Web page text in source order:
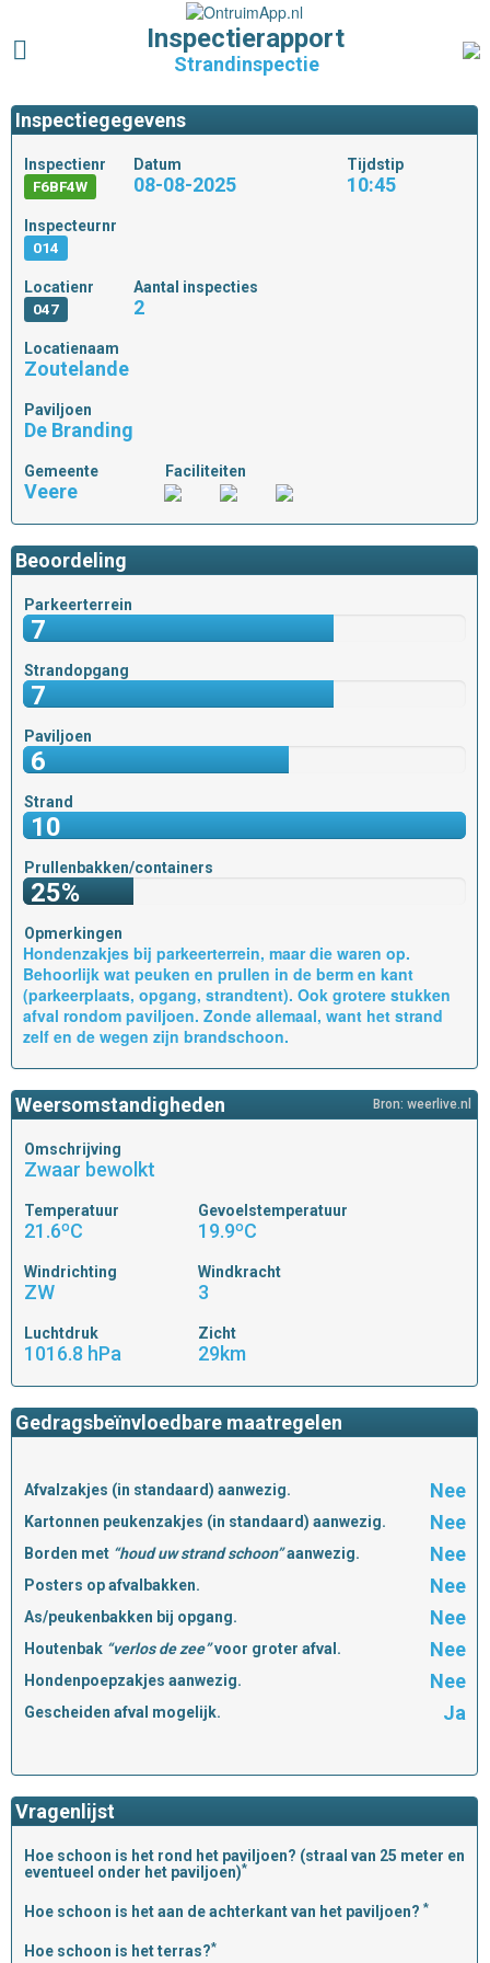
Inspectierapport
Strandinspectie
Inspectiegegevens
Inspectienr
F6BF4W
Datum
08-08-2025
Tijdstip
10:45
Inspecteurnr
014
Locatienr
047
Aantal inspecties
2
Locatienaam
Zoutelande
Paviljoen
De Branding
Gemeente
Veere
Faciliteiten
Beoordeling
Parkeerterrein
7
Strandopgang
7
Paviljoen
6
Strand
10
Prullenbakken/containers
25%
Opmerkingen
Hondenzakjes bij parkeerterrein, maar die waren op.
Behoorlijk wat peuken en prullen in de berm en kant
(parkeerplaats, opgang, strandtent). Ook grotere stukken
afval rondom paviljoen. Zonde allemaal, want het strand
zelf en de wegen zijn brandschoon.
Weersomstandigheden Bron: weerlive.nl
Omschrijving
Zwaar bewolkt
Temperatuur
21.6ºC
Gevoelstemperatuur
19.9ºC
Windrichting
ZW
Windkracht
3
Luchtdruk
1016.8 hPa
Zicht
29km
Gedragsbeïnvloedbare maatregelen
Afvalzakjes (in standaard) aanwezig. Nee
Kartonnen peukenzakjes (in standaard) aanwezig. Nee
Borden met “houd uw strand schoon”aanwezig. Nee
Posters op afvalbakken. Nee
As/peukenbakken bij opgang. Nee
Houtenbak “verlos de zee”voor groter afval. Nee
Hondenpoepzakjes aanwezig. Nee
Gescheiden afval mogelijk. Ja
Vragenlijst
Hoe schoon is het rond het paviljoen? (straal van 25 meter en
eventueel onder het paviljoen)*
Hoe schoon is het aan de achterkant van het paviljoen? *
Hoe schoon is het terras?*